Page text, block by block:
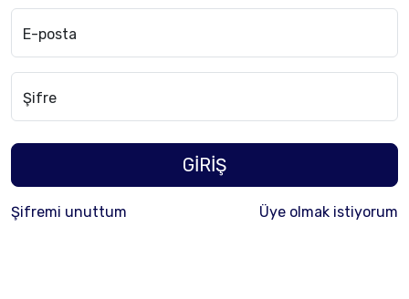
E-posta
Şifre
GİRİŞ
Şifremi unuttum Üye olmak istiyorum